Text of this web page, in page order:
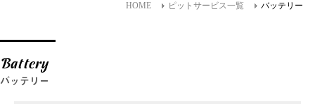
HOME ピットサービス一覧 バッテリー
Battery
バッテリー